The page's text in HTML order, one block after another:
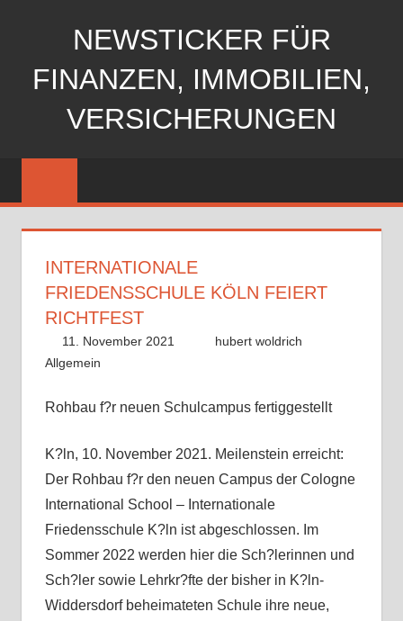
NEWSTICKER FÜR
FINANZEN, IMMOBILIEN,
VERSICHERUNGEN
INTERNATIONALE
FRIEDENSSCHULE KÖLN FEIERT
RICHTFEST
11. November 2021
hubert woldrich
Allgemein
Rohbau f?r neuen Schulcampus fertiggestellt
K?ln, 10. November 2021. Meilenstein erreicht:
Der Rohbau f?r den neuen Campus der Cologne
International School – Internationale
Friedensschule K?ln ist abgeschlossen. Im
Sommer 2022 werden hier die Sch?lerinnen und
Sch?ler sowie Lehrkr?fte der bisher in K?ln-
Widdersdorf beheimateten Schule ihre neue,